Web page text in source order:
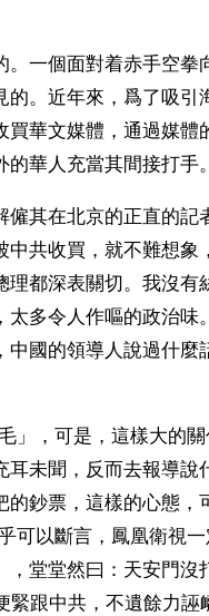
一個面對着赤手空拳
。近年來，爲了吸引
華文媒體，通過媒體
華人充當其間接打手。
其在北京的正直的記
共收買，就不難想象
都深表關切。我沒有
多令人作嘔的政治味
國的領導人說過什麼
」，可是，這樣大的
未聞，反而去報導說
鈔票，這樣的心態，
可以斷言，鳳凰衛視
堂堂然曰：天安門沒
緊跟中共，不遺餘力誣